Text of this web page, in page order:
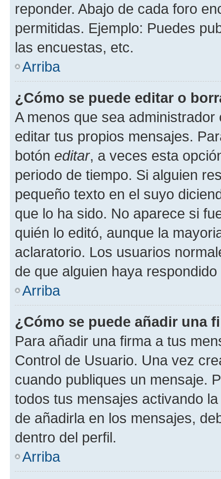
reponder. Abajo de cada foro
permitidas. Ejemplo: Puedes
las encuestas, etc.
Arriba
¿Cómo se puede editar o
A menos que sea
editar tus propios mensajes.
botón editar, a veces esta
periodo de tiempo. Si alguien
pequeño texto en el suyo
que lo ha sido. No aparece si
quién lo editó, aunque la
aclaratorio. Los usuarios
de que alguien haya
Arriba
¿Cómo se puede añadir una
Para añadir una firma a tus
Control de Usuario. Una vez
cuando publiques un mensaje.
todos tus mensajes activando
de añadirla en los mensajes,
dentro del perfil.
Arriba